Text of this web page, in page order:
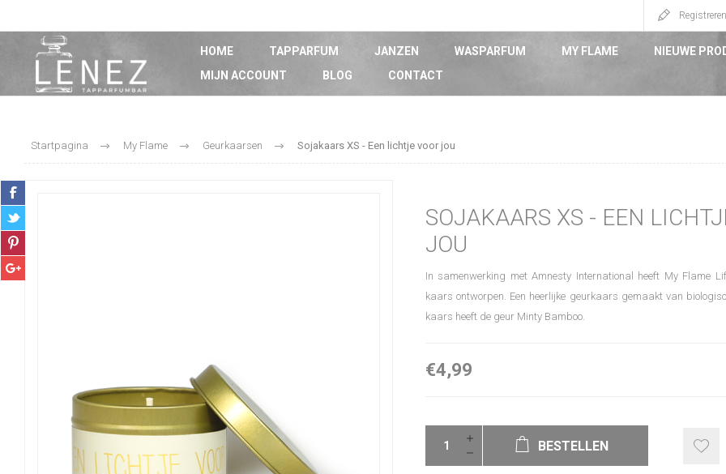
Registreren
HOME TAPPARFUM JANZEN WASPARFUM MY FLAME NIEUWE
MIJN ACCOUNT
BLOG CONTACT
Startpagina My Flame Geurkaarsen Sojakaars XS - Een lichtje voor jou
SOJAKAARS XS - EEN
JOU
In samenwerking met Amnesty International heeft My Flame
kaars ontworpen. Een heerlijke geurkaars gemaakt van
kaars heeft de geur Minty Bamboo.
€4,99
BESTELLEN